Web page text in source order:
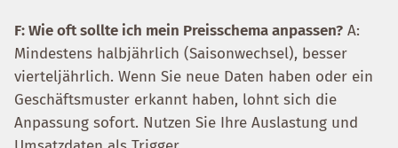
F: Wie oft sollte ich mein Preisschema anpassen? A:
Mindestens halbjährlich (Saisonwechsel), besser
vierteljährlich. Wenn Sie neue Daten haben oder ein
Geschäftsmuster erkannt haben, lohnt sich die
Anpassung sofort. Nutzen Sie Ihre Auslastung und